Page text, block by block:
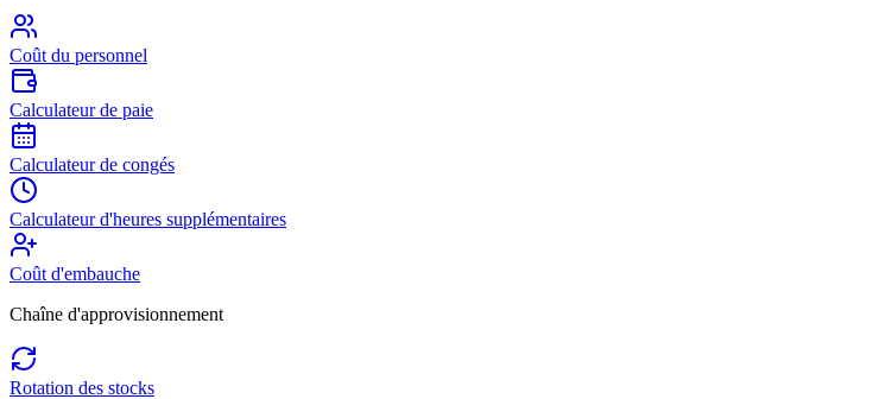
Coût du personnel
Calculateur de paie
Calculateur de congés
Calculateur d'heures supplémentaires
Coût d'embauche
Chaîne d'approvisionnement
Rotation des stocks